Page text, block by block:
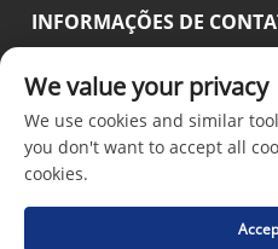
INFORMAÇÕES DE
Office add : No.38 Huagang
Modern Industrial Port,Pixian
E-mail: [email protected]
Tel.:+86-18190826106
We value your privacy
We use cookies and similar
you don't want to accept all
cookies.